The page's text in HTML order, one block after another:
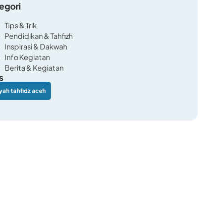
Tips & Trik
Pendidikan & Tahfizh
Inspirasi & Dakwah
Info Kegiatan
Berita & Kegiatan
tahfidz aceh